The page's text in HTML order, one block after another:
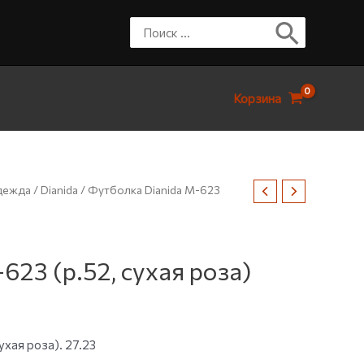
Корзина
/Dianida / Футболка Dianida М-623
(р.52, сухая роза)
роза). 27.23